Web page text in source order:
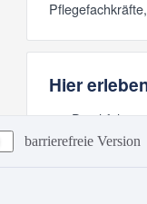
barrierefreie Version